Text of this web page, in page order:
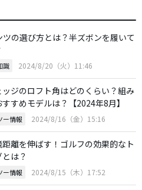
ツの選び方とは？半ズボンを履いて
識 2024/8/20（火）11:46
ッジのロフト角はどのくらい？組み
すめモデルは？【2024年8月】
ー情報 2024/8/16（金）15:16
離を伸ばす！ゴルフの効果的なト
は？
ー情報 2024/8/15（木）17:52